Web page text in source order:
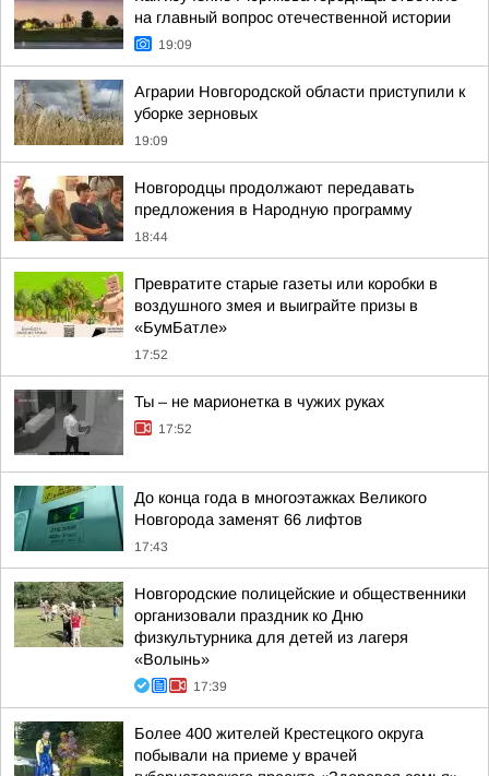
на главный вопрос отечественной истории
19:09
Аграрии Новгородской области приступили к
уборке зерновых
19:09
Новгородцы продолжают передавать
предложения в Народную программу
18:44
Превратите старые газеты или коробки в
воздушного змея и выиграйте призы в
«БумБатле»
17:52
Ты – не марионетка в чужих руках
17:52
До конца года в многоэтажках Великого
Новгорода заменят 66 лифтов
17:43
Новгородские полицейские и общественники
организовали праздник ко Дню
физкультурника для детей из лагеря
«Волынь»
17:39
Более 400 жителей Крестецкого округа
побывали на приеме у врачей